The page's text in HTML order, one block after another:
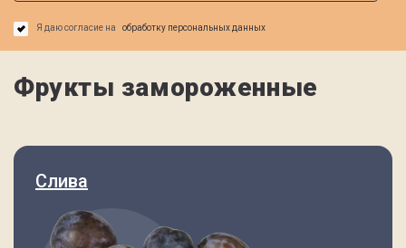
Я даю согласие на обработку персональных данных
Фрукты замороженные
Слива